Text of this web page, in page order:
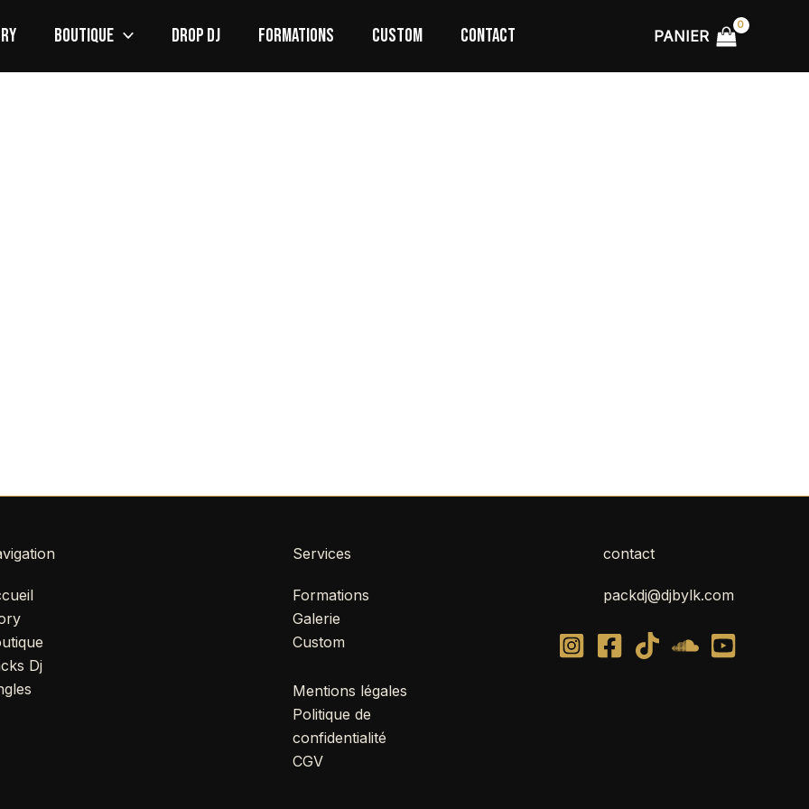
BOUTIQUE DROP DJ FORMATIONS CUSTOM CONTACT PANIER
Dj
Services
Formations
Galerie
Custom
Mentions légales
Politique de
confidentialité
CGV
contact
packdj@djbylk.com